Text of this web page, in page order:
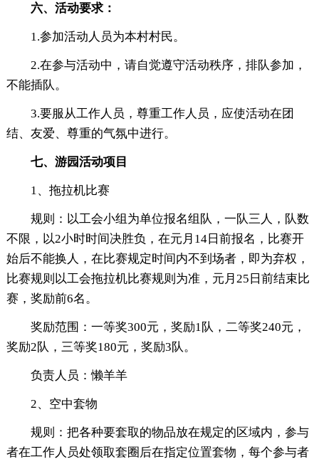
六、活动要求：
1.参加活动人员为本村村民。
2.在参与活动中，请自觉遵守活动秩序，排队参加，
不能插队。
3.要服从工作人员，尊重工作人员，应使活动在团
结、友爱、尊重的气氛中进行。
七、游园活动项目
1、拖拉机比赛
规则：以工会小组为单位报名组队，一队三人，队数
不限，以2小时时间决胜负，在元月14日前报名，比赛开
始后不能换人，在比赛规定时间内不到场者，即为弃权，
比赛规则以工会拖拉机比赛规则为准，元月25日前结束比
赛，奖励前6名。
奖励范围：一等奖300元，奖励1队，二等奖240元，
奖励2队，三等奖180元，奖励3队。
负责人员：懒羊羊
2、空中套物
规则：把各种要套取的物品放在规定的区域内，参与
者在工作人员处领取套圈后在指定位置套物，每个参与者